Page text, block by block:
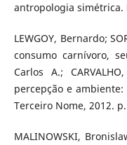
antropologia simétrica.
LEWGOY, Bernardo;
consumo carnívoro,
Carlos A.;
percepção e
Terceiro Nome, 2012.
MALINOWSKI,